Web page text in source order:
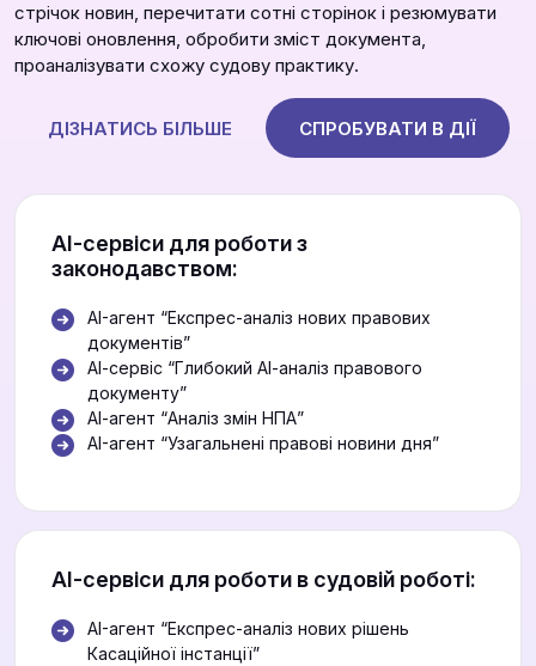
стрічок новин, перечитати сотні сторінок і резюмувати
ключові оновлення, обробити зміст документа,
проаналізувати схожу судову практику.
ДІЗНАТИСЬ БІЛЬШЕ СПРОБУВАТИ В ДІЇ
АІ-сервіси для роботи з
законодавством:
AI-агент “Експрес-аналіз нових правових
документів”
АІ-сервіс “Глибокий АІ-аналіз правового
документу”
АІ-агент “Аналіз змін НПА”
AI-агент “Узагальнені правові новини дня”
АІ-сервіси для роботи в судовій роботі:
AI-агент “Експрес-аналіз нових рішень
Касаційної інстанції”